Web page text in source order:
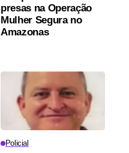
presas na Operação
Mulher Segura no
Amazonas
Policial